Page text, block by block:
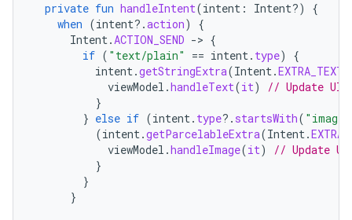
private fun handleIntent(intent : Intent?)
{
when (intent?.action)
{
Intent.ACTION_SEND -> {
if ( "text/plain" == intent. type)
{
intent.getStringExtra(Intent.EXTRA_TEXT
viewModel .handleText(it)
// Update UI
}
} else if (intent. type?. startsWith(
(intent.getParcelableExtra(Intent.
viewModel .handleImage(it)
// Update
}
}
}